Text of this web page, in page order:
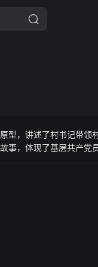
，讲述了村书记带领
事，体现了基层共产党